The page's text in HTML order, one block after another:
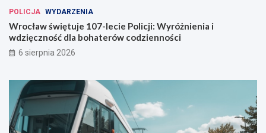
w
i
u
POLICJA WYDARZENIA
Wrocław świętuje 107-lecie Policji: Wyróżnienia i
wdzięczność dla bohaterów codzienności
6 sierpnia 2026